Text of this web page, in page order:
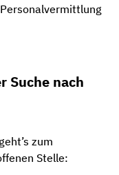
Suche nach
zum
Stelle: